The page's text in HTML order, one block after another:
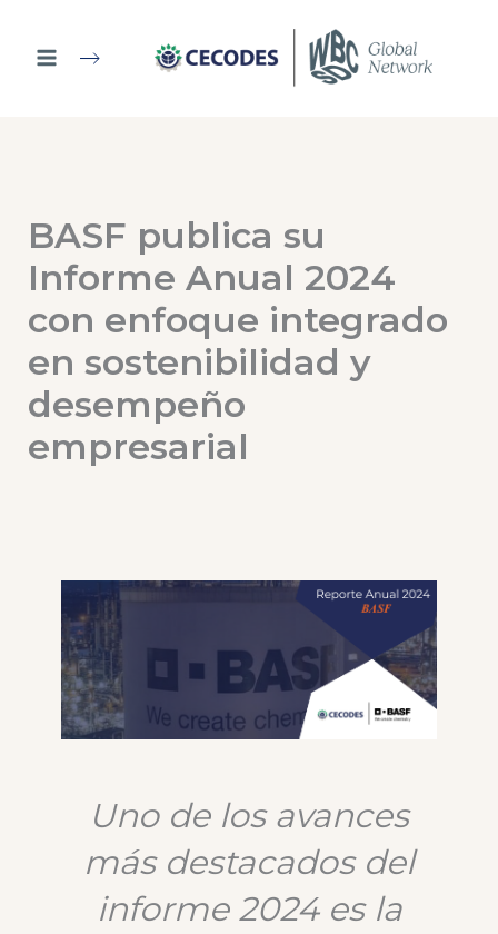
contenido
BASF publica su
Informe Anual 2024
con enfoque integrado
en sostenibilidad y
desempeño
empresarial
Uno de los avances
más destacados del
informe 2024 es la